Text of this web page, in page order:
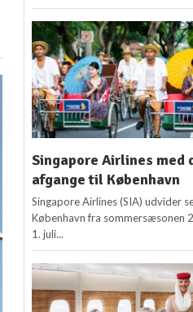
Singapore Airlines med
afgange til København
Singapore Airlines (SIA) udvider
København fra sommersæsonen
1. juli...